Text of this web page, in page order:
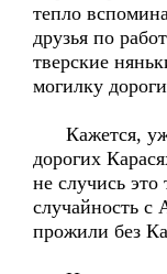
тепло
друзья по
тверские
могилку
Кажется,
дорогих
не случись это
случайность
прожили без